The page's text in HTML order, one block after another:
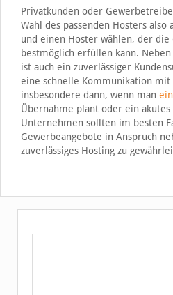
Privatkunden oder
Wahl des passenden Hosters
und einen Hoster wählen, der die
bestmöglich erfüllen kann.
ist auch ein zuverlässiger
eine schnelle Kommunikation
insbesondere dann, wenn man
Übernahme plant oder ein
Unternehmen sollten im besten
Gewerbeangebote in Anspruch
zuverlässiges Hosting zu